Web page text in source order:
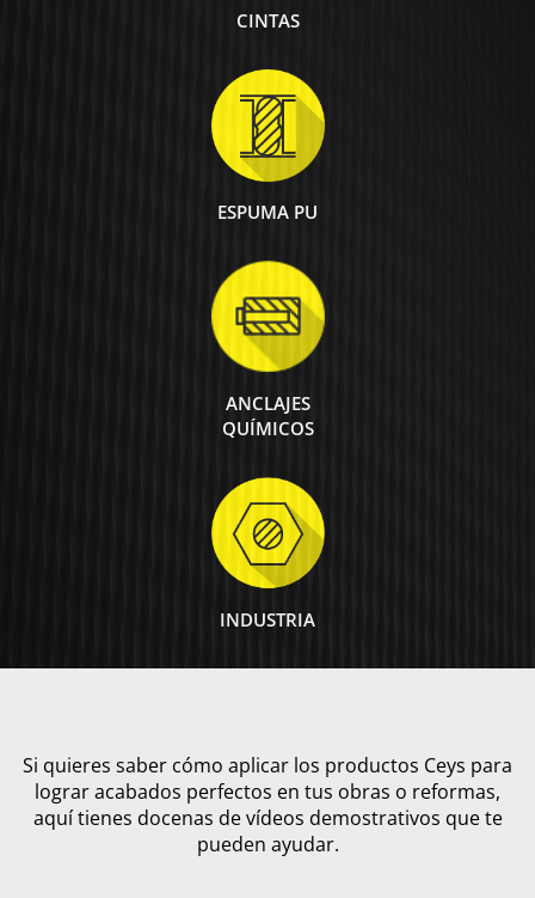
CINTAS
ESPUMA PU
ANCLAJES
QUÍMICOS
INDUSTRIA
Si quieres saber cómo aplicar los productos Ceys para
lograr acabados perfectos en tus obras o reformas,
aquí tienes docenas de vídeos demostrativos que te
pueden ayudar.